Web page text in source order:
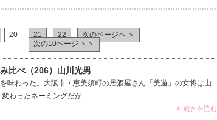
20 21 22
次のページへ ＞
次の10ページ ＞＞
比べ（206）山川光男
味わった。大阪市・恵美須町の居酒屋さん「美遊」の女将は山
わったネーミングだが...
続きを読む